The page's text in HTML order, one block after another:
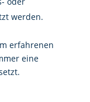
werden.
erfahrenen
eine